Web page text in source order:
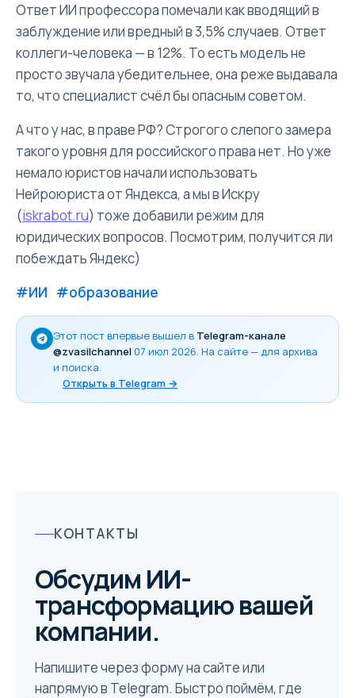
Ответ ИИ профессора помечали как вводящий в
заблуждение или вредный в 3,5% случаев. Ответ
коллеги-человека — в 12%. То есть модель не
просто звучала убедительнее, она реже выдавала
то, что специалист счёл бы опасным советом.
А что у нас, в праве РФ? Строгого слепого замера
такого уровня для российского права нет. Но уже
немало юристов начали использовать
Нейроюриста от Яндекса, а мы в Искру
(iskrabot.ru) тоже добавили режим для
юридических вопросов. Посмотрим, получится ли
побеждать Яндекс)
#ИИ #образование
Этот пост впервые вышел в Telegram-канале
@zvasilchannel 07 июл 2026. На сайте — для архива
и поиска.
Открыть в Telegram →
КОНТАКТЫ
Обсудим ИИ-
трансформацию вашей
компании.
Напишите через форму на сайте или
напрямую в Telegram. Быстро поймём, где